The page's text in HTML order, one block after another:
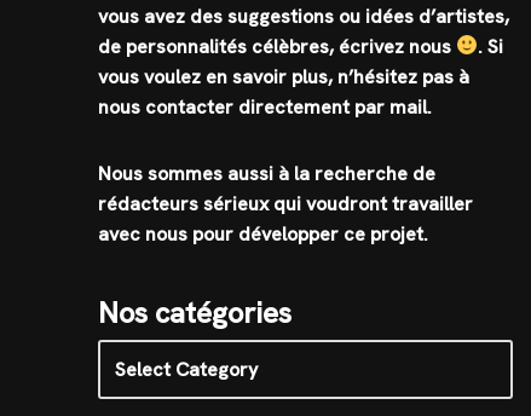
vous avez des suggestions ou idées d’artistes,
de personnalités célèbres, écrivez nous
.Si
vous voulez en savoir plus, n’hésitez pas à
nous contacter directement par mail.
Nous sommes aussi à la recherche de
rédacteurs sérieux qui voudront travailler
avec nous pour développer ce projet.
Nos catégories